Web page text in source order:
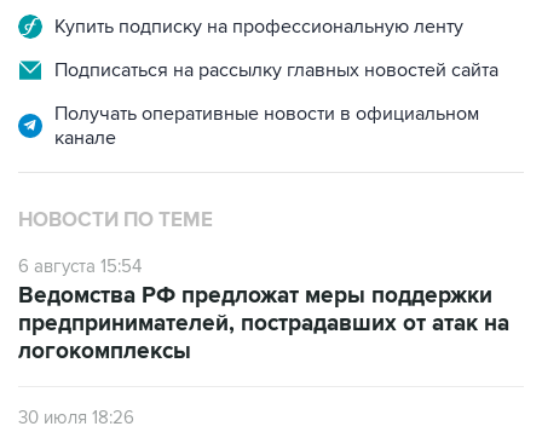
Купить подписку на профессиональную ленту
Подписаться на рассылку главных новостей сайта
Получать оперативные новости в официальном
канале
НОВОСТИ ПО ТЕМЕ
6 августа 15:54
Ведомства РФ предложат меры поддержки
предпринимателей, пострадавших от атак на
логокомплексы
30 июля 18:26